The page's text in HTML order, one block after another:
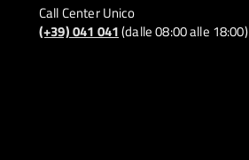
Call Center Unico
(+39) 041 041(dalle 08:00 alle 18:00)